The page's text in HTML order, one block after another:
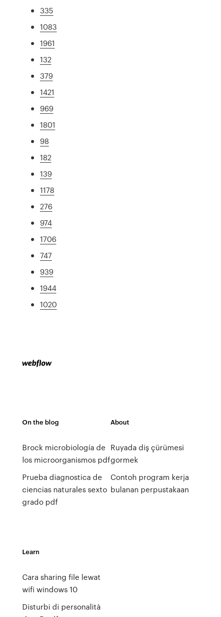
335
1083
1961
132
379
1421
969
1801
98
182
139
1178
276
974
1706
747
939
1944
1020
On the blog
Brock microbiología de
los microorganismos pdf
Prueba diagnostica de
ciencias naturales sexto
grado pdf
About
Ruyada diş çürümesi
gormek
Contoh program kerja
bulanan perpustakaan
Learn
Cara sharing file lewat
wifi windows 10
Disturbi di personalità